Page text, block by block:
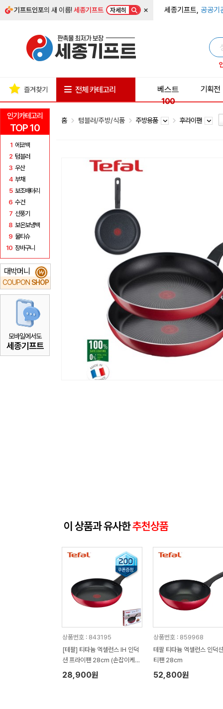
기프트인포의 새 이름!세종기프트 자세히 × 세종기프트, 공공기
인기카테고리
TOP 10
1 에코백
2 텀블러
3 우산
4 부채
5 보조배터리
6 수건
7 선풍기
8 보온보냉백
9 물티슈
10 장바구니
대박머니
COUPON SHOP
₩
모바일에서도
세종기프트
즐겨찾기 전체 카테고리
베스트
100
기획전
홈 텀블러/주방/식품 주방용품 후라이팬
이 상품과 유사한추천상품
상품번호 : 843195
[테팔] 티타늄 엑셀런스 IH 인덕
션 프라이팬 28cm (손잡이케이
스)
28,900원
상품번호 : 859968
테팔 티타늄 엑셀런스 인덕
티팬 28cm
52,800원